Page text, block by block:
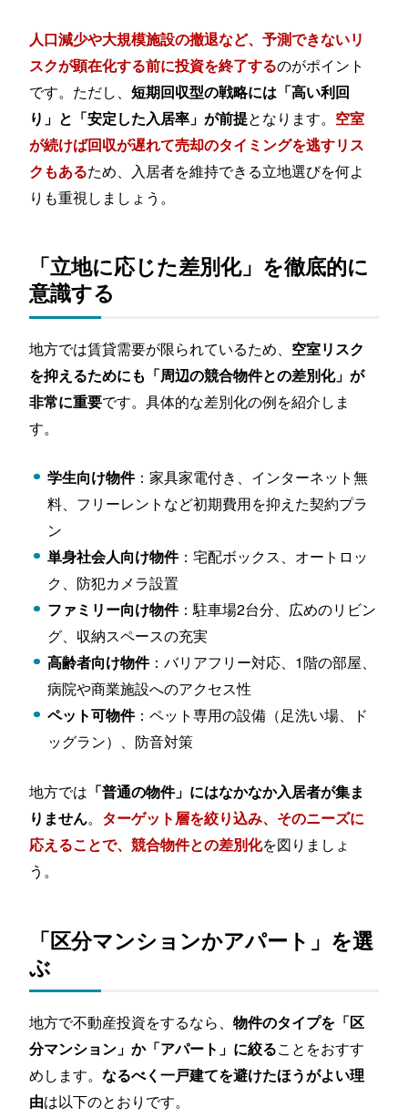
人口減少や大規模施設の撤退など、予測できないリ
スクが顕在化する前に投資を終了するのがポイント
です。ただし、短期回収型の戦略には「高い利回
り」と「安定した入居率」が前提となります。 空室
が続けば回収が遅れて売却のタイミングを逃すリス
クもあるため、入居者を維持できる立地選びを何よ
りも重視しましょう。
「立地に応じた差別化」を徹底的に
意識する
地方では賃貸需要が限られているため、 空室リスク
を抑えるためにも「周辺の競合物件との差別化」が
非常に重要です。具体的な差別化の例を紹介しま
す。
学生向け物件：家具家電付き、インターネット無
料、フリーレントなど初期費用を抑えた契約プラ
ン
単身社会人向け物件：宅配ボックス、オートロッ
ク、防犯カメラ設置
ファミリー向け物件：駐車場2台分、広めのリビン
グ、収納スペースの充実
高齢者向け物件：バリアフリー対応、1階の部屋、
病院や商業施設へのアクセス性
ペット可物件：ペット専用の設備（足洗い場、ド
ッグラン）、防音対策
地方では 「普通の物件」にはなかなか入居者が集ま
りません。 ターゲット層を絞り込み、そのニーズに
応えることで、競合物件との差別化を図りましょ
う。
「区分マンションかアパート」を選
ぶ
地方で不動産投資をするなら、物件のタイプを「区
分マンション」か「アパート」に絞ることをおすす
めします。なるべく一戸建てを避けたほうがよい理
由は以下のとおりです。